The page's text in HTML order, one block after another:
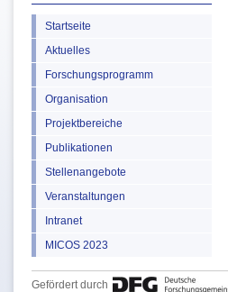
Startseite
Aktuelles
Forschungsprogramm
Organisation
Projektbereiche
Publikationen
Stellenangebote
Veranstaltungen
Intranet
MICOS 2023
Gefördert durch